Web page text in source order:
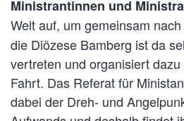
Ministrantinnen und
Welt auf, um gemeinsam nach
die Diözese Bamberg ist da
vertreten und organisiert
Fahrt. Das Referat für
dabei der Dreh- und